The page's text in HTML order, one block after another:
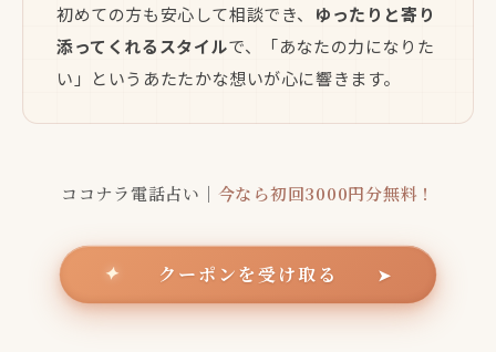
初めての方も安心して相談でき、 ゆったりと寄り
添ってくれるスタイルで、「あなたの力になりた
い」というあたたかな想いが心に響きます。
ココナラ電話占い｜ 今なら初回3000円分無料！
✦ クーポンを受け取る ➤